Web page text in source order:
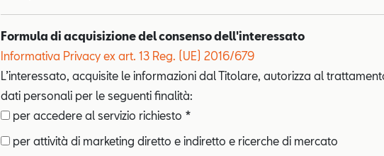
Formula di acquisizione del consenso dell'interessato
Informativa Privacy ex art. 13 Reg. (UE) 2016/679
L’interessato, acquisite le informazioni dal Titolare, autorizza al
dati personali per le seguenti finalità:
per accedere al servizio richiesto *
per attività di marketing diretto e indiretto e ricerche di mercato